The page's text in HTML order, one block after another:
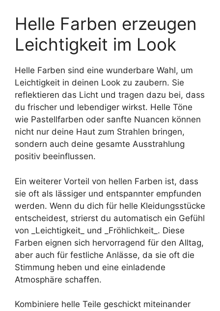
Helle Farben erzeugen
Leichtigkeit im Look
Helle Farben sind eine wunderbare Wahl, um
Leichtigkeit in deinen Look zu zaubern. Sie
reflektieren das Licht und tragen dazu bei, dass
du frischer und lebendiger wirkst. Helle Töne
wie Pastellfarben oder sanfte Nuancen können
nicht nur deine Haut zum Strahlen bringen,
sondern auch deine gesamte Ausstrahlung
positiv beeinflussen.
Ein weiterer Vorteil von hellen Farben ist, dass
sie oft als lässiger und entspannter empfunden
werden. Wenn du dich für helle Kleidungsstücke
entscheidest, strierst du automatisch ein Gefühl
von _Leichtigkeit_ und _Fröhlichkeit_. Diese
Farben eignen sich hervorragend für den Alltag,
aber auch für festliche Anlässe, da sie oft die
Stimmung heben und eine einladende
Atmosphäre schaffen.
Kombiniere helle Teile geschickt miteinander